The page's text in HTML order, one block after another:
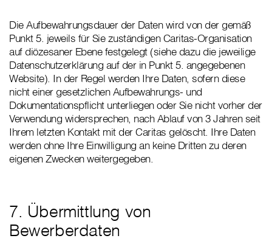
Die Aufbewahrungsdauer der Daten wird von der gemäß
Punkt 5. jeweils für Sie zuständigen Caritas-Organisation
auf diözesaner Ebene festgelegt (siehe dazu die jeweilige
Datenschutzerklärung auf der in Punkt 5. angegebenen
Website). In der Regel werden Ihre Daten, sofern diese
nicht einer gesetzlichen Aufbewahrungs- und
Dokumentationspflicht unterliegen oder Sie nicht vorher der
Verwendung widersprechen, nach Ablauf von 3 Jahren seit
Ihrem letzten Kontakt mit der Caritas gelöscht. Ihre Daten
werden ohne Ihre Einwilligung an keine Dritten zu deren
eigenen Zwecken weitergegeben.
7. Übermittlung von
Bewerberdaten